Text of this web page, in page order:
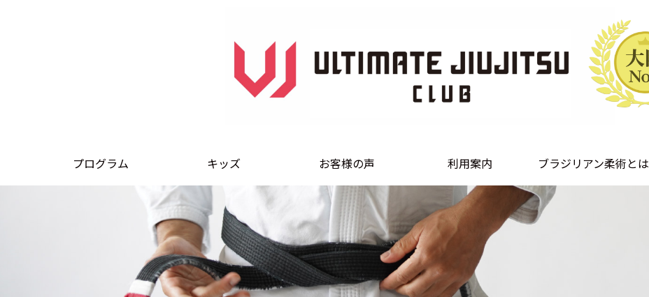
プログラム キッズ お客様の声 利用案内 ブラジリアン柔術とは